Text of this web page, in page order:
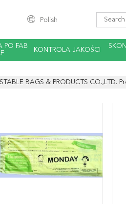
Polish
PO FAB
KONTROLA JAKOŚCI
BAGS & PRODUCTS CO.,LTD.